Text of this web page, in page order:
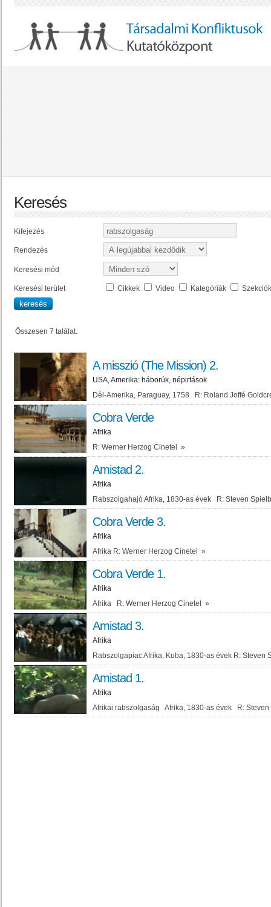
Keresés
Kifejezés
Rendezés
Keresési mód
Keresési terület Cikkek Video Kategóriák Szekciók
Összesen 7 találat.
A misszió (The Mission) 2.
USA, Amerika: háborúk, népirtások
Dél-Amerika, Paraguay, 1758 R: Roland Joffé
Cobra Verde
Afrika
R: Werner Herzog Cinetel
»
Amistad 2.
Afrika
Rabszolgahajó Afrika, 1830-as évek R: Steven
Cobra Verde 3.
Afrika
Afrika R: Werner Herzog Cinetel
»
Cobra Verde 1.
Afrika
Afrika R: Werner Herzog Cinetel
»
Amistad 3.
Afrika
Rabszolgapiac Afrika, Kuba, 1830-as évek R: Steven
Amistad 1.
Afrika
Afrikai rabszolgaság Afrika, 1830-as évek R: